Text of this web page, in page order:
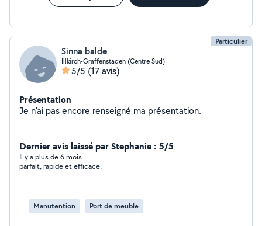
Particulier
Sinna balde
Illkirch-Graffenstaden (Centre Sud)
5/5 (17 avis)
Présentation
Je n'ai pas encore renseigné ma présentation.
Dernier avis laissé par Stephanie : 5/5
Il y a plus de 6 mois
parfait, rapide et efficace.
Manutention Port de meuble